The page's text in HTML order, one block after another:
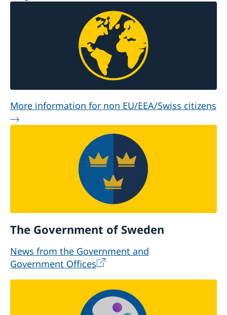
More information for non EU/EEA/Swiss citizens
The Government of Sweden
News from the Government and
Government Offices